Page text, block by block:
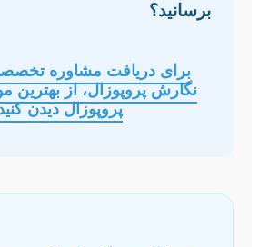
برسانید؟
برای دریافت مشاوره
نگارش پروپوزال، از بهترین
پروپوزال دیدن